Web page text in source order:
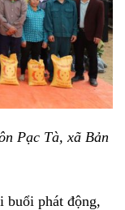
Pạc Tà, xã Bản
phát động,